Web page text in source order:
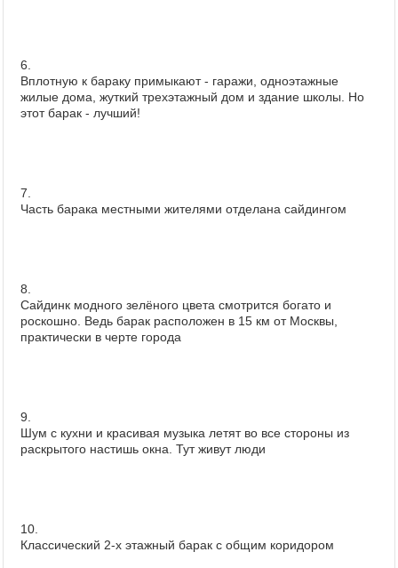
6.
Вплотную к бараку примыкают - гаражи, одноэтажные
жилые дома, жуткий трехэтажный дом и здание школы. Но
этот барак - лучший!
7.
Часть барака местными жителями отделана сайдингом
8.
Сайдинк модного зелёного цвета смотрится богато и
роскошно. Ведь барак расположен в 15 км от Москвы,
практически в черте города
9.
Шум с кухни и красивая музыка летят во все стороны из
раскрытого настишь окна. Тут живут люди
10.
Классический 2-х этажный барак с общим коридором